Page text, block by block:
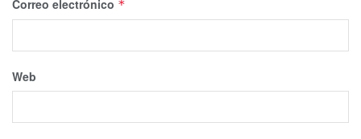
Correo electrónico *
Web